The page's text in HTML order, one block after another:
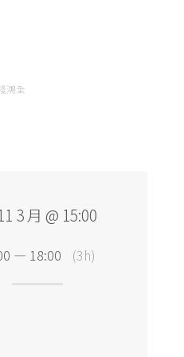
鴻全
3 月 @ 15:00
— 18:00 (3h)